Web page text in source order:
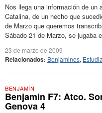
Nos llega una información de un
Catalina, de un hecho que
de Marzo que queremos
Sábado 21 de Marzo, se jugaba
23 de marzo de 2009
Relacionados: Benjamines,
BENJAMÍN
Benjamin F7: Atco.
Genova 4